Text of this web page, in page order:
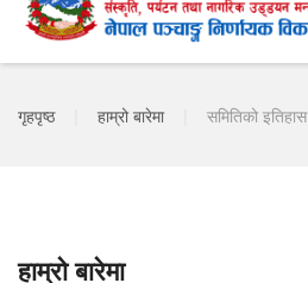
गृहपृष्ठ हाम्रो बारेमा समितिको इतिहास
हाम्रो बारेमा